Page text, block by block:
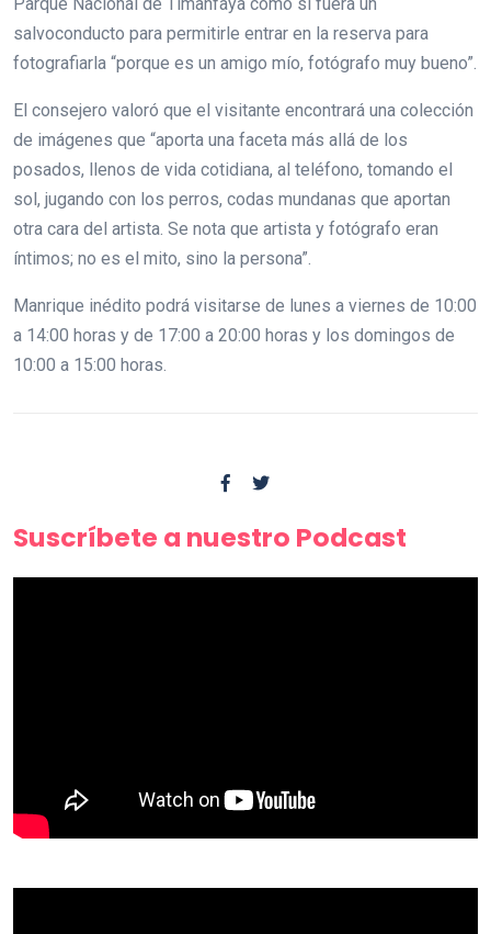
salvoconducto para permitirle entrar en la reserva para
fotografiarla “porque es un amigo mío, fotógrafo muy bueno”.
El consejero valoró que el visitante encontrará una colección
de imágenes que “aporta una faceta más allá de los
posados, llenos de vida cotidiana, al teléfono, tomando el
sol, jugando con los perros, codas mundanas que aportan
otra cara del artista. Se nota que artista y fotógrafo eran
íntimos; no es el mito, sino la persona”.
Manrique inédito podrá visitarse de lunes a viernes de 10:00
a 14:00 horas y de 17:00 a 20:00 horas y los domingos de
10:00 a 15:00 horas.
Suscríbete a nuestro Podcast